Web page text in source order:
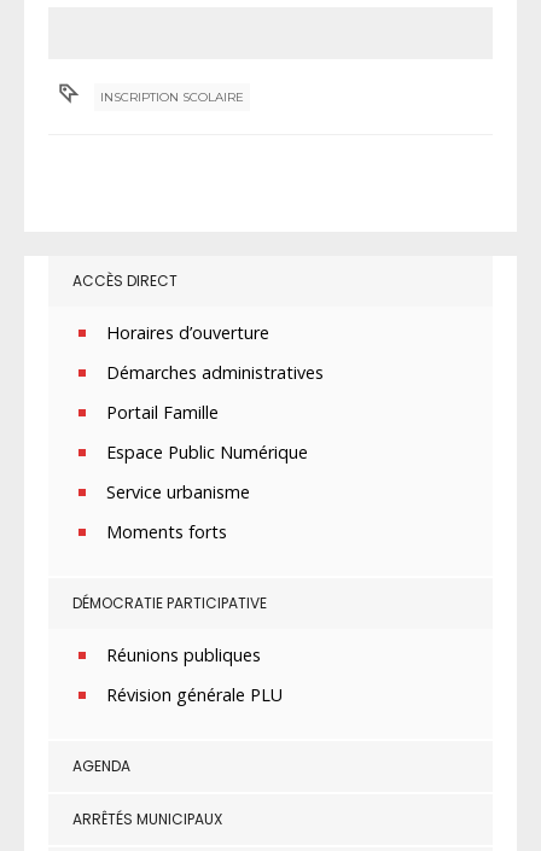
INSCRIPTION SCOLAIRE
ACCÈS DIRECT
Horaires d’ouverture
Démarches administratives
Portail Famille
Espace Public Numérique
Service urbanisme
Moments forts
DÉMOCRATIE PARTICIPATIVE
Réunions publiques
Révision générale PLU
AGENDA
ARRÊTÉS MUNICIPAUX